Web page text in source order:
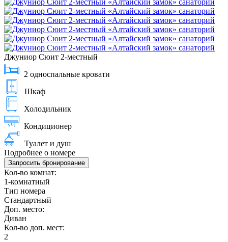
Джуниор Сюит 2-местный
2 односпальные кровати
Шкаф
Холодильник
Кондиционер
Туалет и душ
Подробнее о номере
Запросить бронирование
Кол-во комнат:
1-комнатный
Тип номера
Стандартный
Доп. место:
Диван
Кол-во доп. мест:
2